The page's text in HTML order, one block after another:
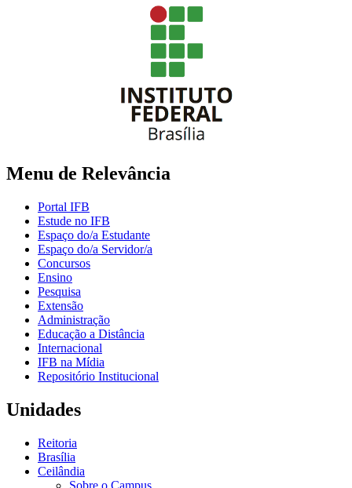
Menu de Relevância
Portal IFB
Estude no IFB
Espaço do/a Estudante
Espaço do/a Servidor/a
Concursos
Ensino
Pesquisa
Extensão
Administração
Educação a Distância
Internacional
IFB na Mídia
Repositório Institucional
Unidades
Reitoria
Brasília
Ceilândia
Sobre o Campus